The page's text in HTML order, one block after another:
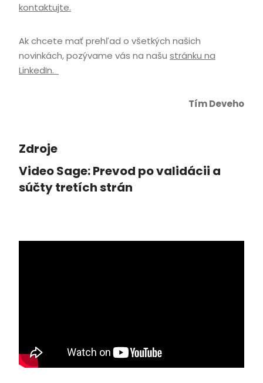
kontaktujte.
Ak chcete mať prehľad o všetkých našich
novinkách, pozývame vás na našu stránku na
LinkedIn.
Tím Deveho
Zdroje
Video Sage: Prevod po validácii a
súčty tretích strán